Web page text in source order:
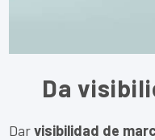
Da
Darvisibilidad de